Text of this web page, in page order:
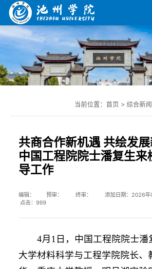
当前位置： 首页 > 综合新闻
共商合作新机遇 共绘发展
中国工程院院士潘复生来
导工作
编辑： 预审： 终审： 添加日期：2026年
点击：999
4月1日，中国工程院院士潘
大学材料科学与工程学院院长、